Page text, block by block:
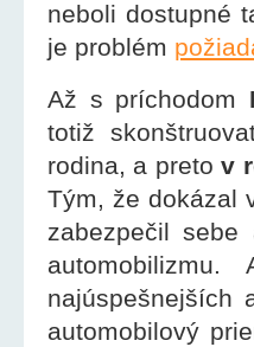
neboli dostupné
je problém
Až s príchodom
totiž
rodina, a pretov
Tým, že dokázal
zabezpečil
najúspešnejších
automobilový